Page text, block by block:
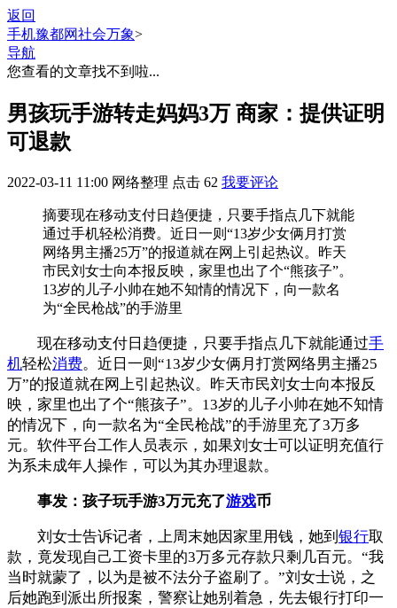
返回
手机豫都网社会万象>
导航
您查看的文章找不到啦...
男孩玩手游转走妈妈3万 商家：提供证明
可退款
2022-03-11 11:00 网络整理 点击 62 我要评论
摘要现在移动支付日趋便捷，只要手指点几下就能
通过手机轻松消费。近日一则“13岁少女俩月打赏
网络男主播25万”的报道就在网上引起热议。昨天
市民刘女士向本报反映，家里也出了个“熊孩子”。
13岁的儿子小帅在她不知情的情况下，向一款名
为“全民枪战”的手游里
现在移动支付日趋便捷，只要手指点几下就能通过手
机轻松消费。近日一则“13岁少女俩月打赏网络男主播25
万”的报道就在网上引起热议。昨天市民刘女士向本报反
映，家里也出了个“熊孩子”。13岁的儿子小帅在她不知情
的情况下，向一款名为“全民枪战”的手游里充了3万多
元。软件平台工作人员表示，如果刘女士可以证明充值行
为系未成年人操作，可以为其办理退款。
事发：孩子玩手游3万元充了游戏币
刘女士告诉记者，上周末她因家里用钱，她到 银行取
款，竟发现自己工资卡里的3万多元存款只剩几百元。“我
当时就蒙了，以为是被不法分子盗刷了。”刘女士说，之
后她跑到派出所报案，警察让她别着急，先去银行打印一